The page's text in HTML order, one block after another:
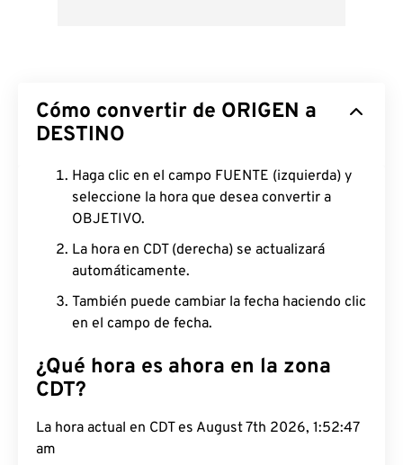
Cómo convertir de ORIGEN a
DESTINO
Haga clic en el campo FUENTE (izquierda) y
seleccione la hora que desea convertir a
OBJETIVO.
La hora en CDT (derecha) se actualizará
automáticamente.
También puede cambiar la fecha haciendo clic
en el campo de fecha.
¿Qué hora es ahora en la zona
CDT?
La hora actual en CDT es August 7th 2026, 1:52:48
am